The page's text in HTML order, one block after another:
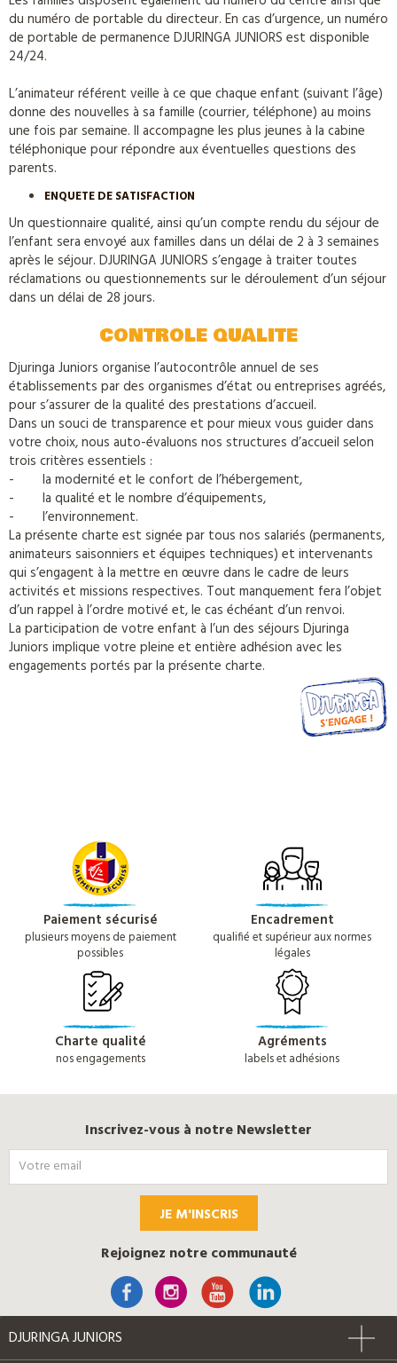
du numéro de portable du directeur. En cas d’urgence, un numéro
de portable de permanence DJURINGA JUNIORS est disponible
24/24.
L’animateur référent veille à ce que chaque enfant (suivant l’âge)
donne des nouvelles à sa famille (courrier, téléphone) au moins
une fois par semaine. Il accompagne les plus jeunes à la cabine
téléphonique pour répondre aux éventuelles questions des
parents.
ENQUETE DE SATISFACTION
Un questionnaire qualité, ainsi qu’un compte rendu du séjour de
l’enfant sera envoyé aux familles dans un délai de 2 à 3 semaines
après le séjour. DJURINGA JUNIORS s’engage à traiter toutes
réclamations ou questionnements sur le déroulement d’un séjour
dans un délai de 28 jours.
CONTROLE QUALITE
Djuringa Juniors organise l’autocontrôle annuel de ses
établissements par des organismes d’état ou entreprises agréés,
pour s’assurer de la qualité des prestations d’accueil.
Dans un souci de transparence et pour mieux vous guider dans
votre choix, nous auto-évaluons nos structures d’accueil selon
trois critères essentiels :
- la modernité et le confort de l’hébergement,
- la qualité et le nombre d’équipements,
- l’environnement.
La présente charte est signée par tous nos salariés (permanents,
animateurs saisonniers et équipes techniques) et intervenants
qui s’engagent à la mettre en œuvre dans le cadre de leurs
activités et missions respectives. Tout manquement fera l’objet
d’un rappel à l’ordre motivé et, le cas échéant d’un renvoi.
La participation de votre enfant à l’un des séjours Djuringa
Juniors implique votre pleine et entière adhésion avec les
engagements portés par la présente charte.
Paiement sécurisé
plusieurs moyens de paiement
possibles
Encadrement
qualifié et supérieur aux normes
légales
Charte qualité
nos engagements
Agréments
labels et adhésions
Inscrivez-vous à notre Newsletter
JE M'INSCRIS
Rejoignez notre communauté
DJURINGA JUNIORS